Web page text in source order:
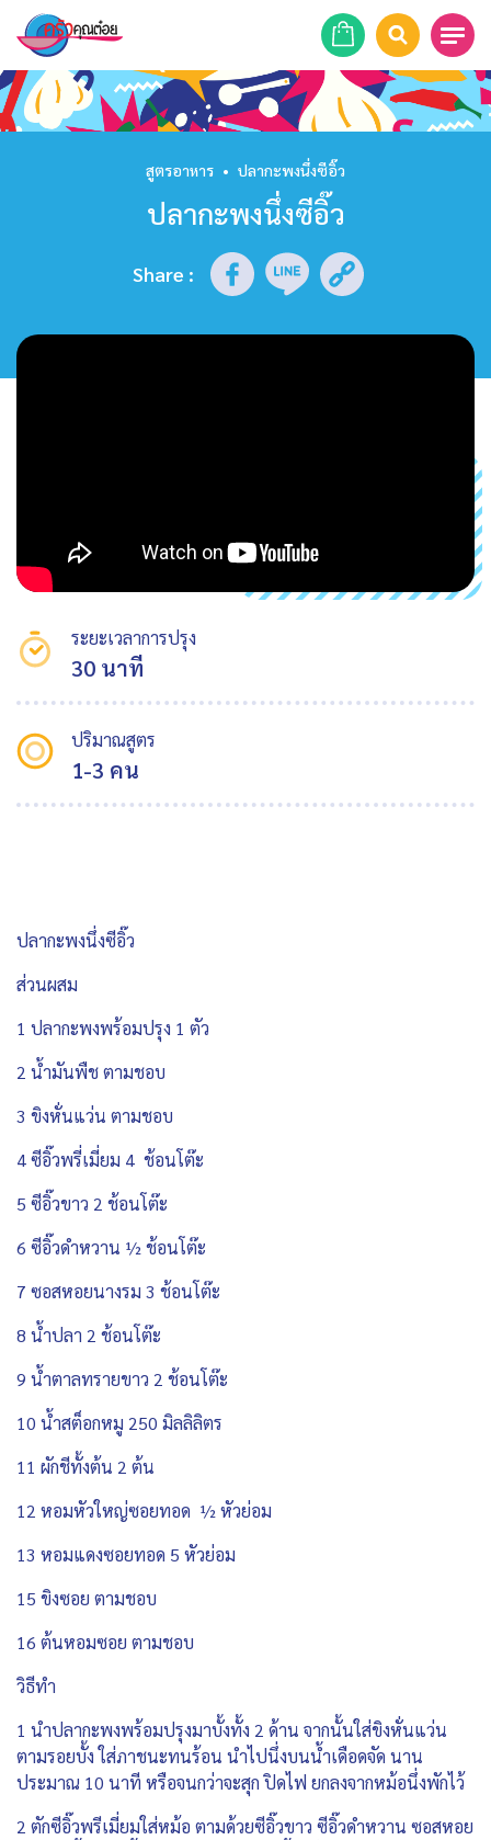
หน้าแรก
รายการย้อนหลัง
สูตรอาหาร • ปลากะพงนึ่งซีอิ๊ว
ปลากะพงนึ่งซีอิ๊ว
Share :
ระยะเวลาการปรุง
30 นาที
ปริมาณสูตร
1-3 คน
ปลากะพงนึ่งซีอิ๊ว
ส่วนผสม
1 ปลากะพงพร้อมปรุง 1 ตัว
2 น้ำมันพืช ตามชอบ
3 ขิงหั่นแว่น ตามชอบ
4 ซีอิ๊วพรี่เมี่ยม 4 ช้อนโต๊ะ
5 ซีอิ๊วขาว 2 ช้อนโต๊ะ
6 ซีอิ๊วดำหวาน ½ ช้อนโต๊ะ
7 ซอสหอยนางรม 3 ช้อนโต๊ะ
8 น้ำปลา 2 ช้อนโต๊ะ
9 น้ำตาลทรายขาว 2 ช้อนโต๊ะ
10 น้ำสต็อกหมู 250 มิลลิลิตร
11 ผักชีทั้งต้น 2 ต้น
12 หอมหัวใหญ่ซอยทอด ½ หัวย่อม
13 หอมแดงซอยทอด 5 หัวย่อม
15 ขิงซอย ตามชอบ
16 ต้นหอมซอย ตามชอบ
วิธีทำ
1 นำปลากะพงพร้อมปรุงมาบั้งทั้ง 2 ด้าน จากนั้นใส่ขิงหั่นแว่น
ตามรอยบั้ง ใส่ภาชนะทนร้อน นำไปนึ่งบนน้ำเดือดจัด นาน
ประมาณ 10 นาที หรือจนกว่าจะสุก ปิดไฟ ยกลงจากหม้อนึ่งพักไว้
2 ตักซีอิ๊วพรีเมี่ยมใส่หม้อ ตามด้วยซีอิ๊วขาว ซีอิ๊วดำหวาน ซอสหอย